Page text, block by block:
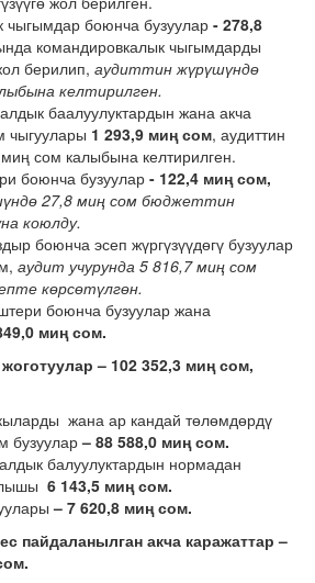
чыгымдар боюнча бузуулар - 278,8
командировкалык чыгымдарды
берилип, аудиттин жүрүшүндө
келтирилген.
баалуулуктардын жана акча
чыгуулары 1 293,9 миң сом, аудиттин
сом калыбына келтирилген.
боюнча бузуулар - 122,4 миң сом,
27,8 миң сом бюджеттин
коюлду.
боюнча эсеп жүргүзүүдөгү бузуулар
аудит учурунда 5 816,7 миң сом
көрсөтүлгөн.
боюнча бузуулар жана
миң сом.
– 102 352,3 миң сом,
жана ар кандай төлөмдөрдү
бузуулар– 88 588,0 миң сом.
балуулуктардын нормадан
6 143,5 миң сом.
– 7 620,8 миң сом.
пайдаланылган акча каражаттар –